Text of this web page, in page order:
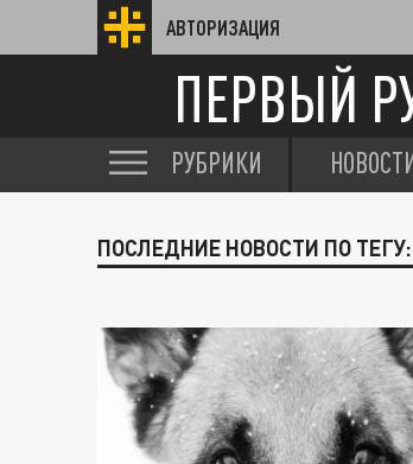
АВТОРИЗАЦИЯ
ПЕРВЫЙ
РУБРИКИ
ПОСЛЕДНИЕ НОВОСТИ ПО